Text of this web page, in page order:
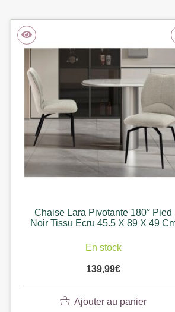
Chaise Lara Pivotante 180° Pied
Noir Tissu Ecru 45.5 X 89 X 49
En stock
139,99€
Ajouter au panier